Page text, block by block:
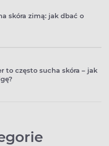
skóra zimą: jak dbać o
to często sucha skóra – jak